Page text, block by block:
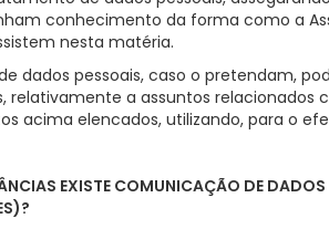
conhecimento da forma como a
nesta matéria.
dados pessoais, caso o pretendam,
relativamente a assuntos
acima elencados, utilizando, para o
EXISTE COMUNICAÇÃO DE